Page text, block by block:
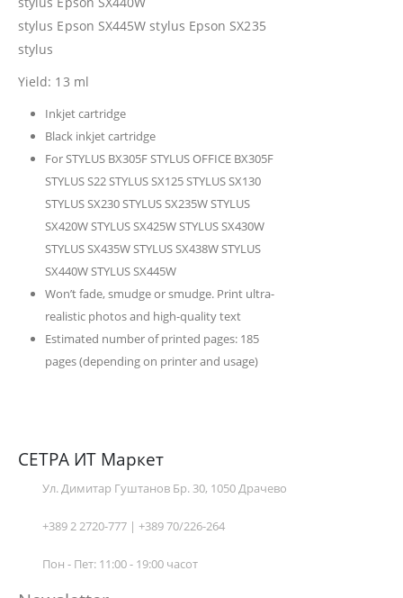
stylus Epson SX445W stylus Epson SX235
stylus
Yield: 13 ml
Inkjet cartridge
Black inkjet cartridge
For STYLUS BX305F STYLUS OFFICE BX305F
STYLUS S22 STYLUS SX125 STYLUS SX130
STYLUS SX230 STYLUS SX235W STYLUS
SX420W STYLUS SX425W STYLUS SX430W
STYLUS SX435W STYLUS SX438W STYLUS
SX440W STYLUS SX445W
Won’t fade, smudge or smudge. Print ultra-
realistic photos and high-quality text
Estimated number of printed pages: 185
pages (depending on printer and usage)
СЕТРА ИТ Маркет
Ул. Димитар Гуштанов Бр. 30, 1050 Драчево
+389 2 2720-777 | +389 70/226-264
Пон - Пет: 11:00 - 19:00 часот